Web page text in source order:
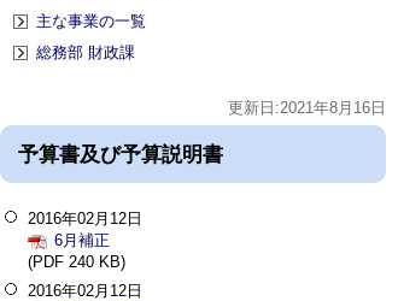
主な事業の一覧
総務部 財政課
更新日:2021年8月16日
予算書及び予算説明書
2016年02月12日
6月補正
(PDF 240 KB)
2016年02月12日